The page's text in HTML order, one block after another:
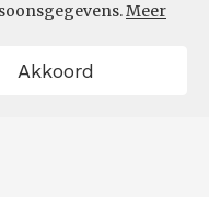
Meer
Akkoord